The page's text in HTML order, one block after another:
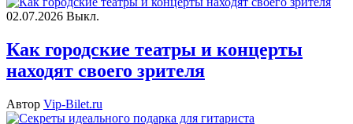
02.07.2026 Выкл.
Как городские театры и концерты
находят своего зрителя
Автор Vip-Bilet.ru